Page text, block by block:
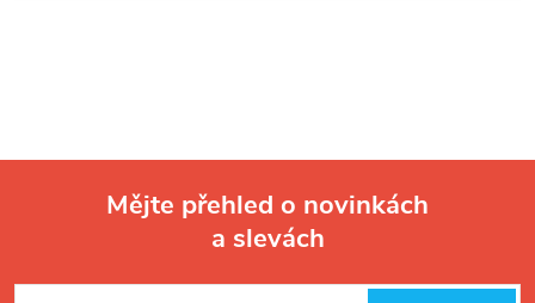
Mějte přehled o novinkách
a slevách